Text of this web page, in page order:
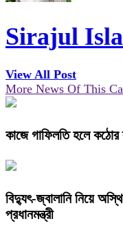
Sirajul
View All Post
More News Of This
কাজে গাফিলতি হলে কঠোর
বিদ্যুৎ-জ্বালানি নিয়ে
প্রধানমন্ত্রী